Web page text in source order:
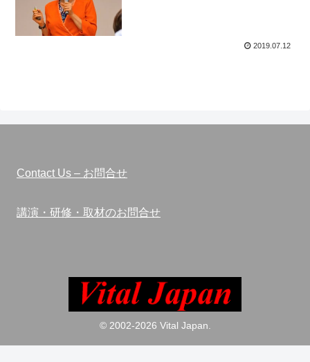
2019.07.12
Contact Us – お問合せ
講演・研修・取材のお問合せ
© 2002-2026 Vital Japan.